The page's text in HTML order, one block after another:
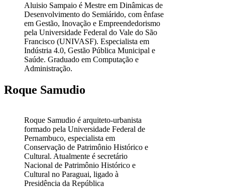
Aluisio Sampaio é Mestre em Dinâmicas de
Desenvolvimento do Semiárido, com ênfase
em Gestão, Inovação e Empreendedorismo
pela Universidade Federal do Vale do São
Francisco (UNIVASF). Especialista em
Indústria 4.0, Gestão Pública Municipal e
Saúde. Graduado em Computação e
Administração.
Roque Samudio
Roque Samudio é arquiteto-urbanista
formado pela Universidade Federal de
Pernambuco, especialista em
Conservação de Patrimônio Histórico e
Cultural. Atualmente é secretário
Nacional de Patrimônio Histórico e
Cultural no Paraguai, ligado à
Presidência da República